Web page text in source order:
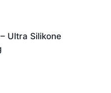
Ultra Silikone